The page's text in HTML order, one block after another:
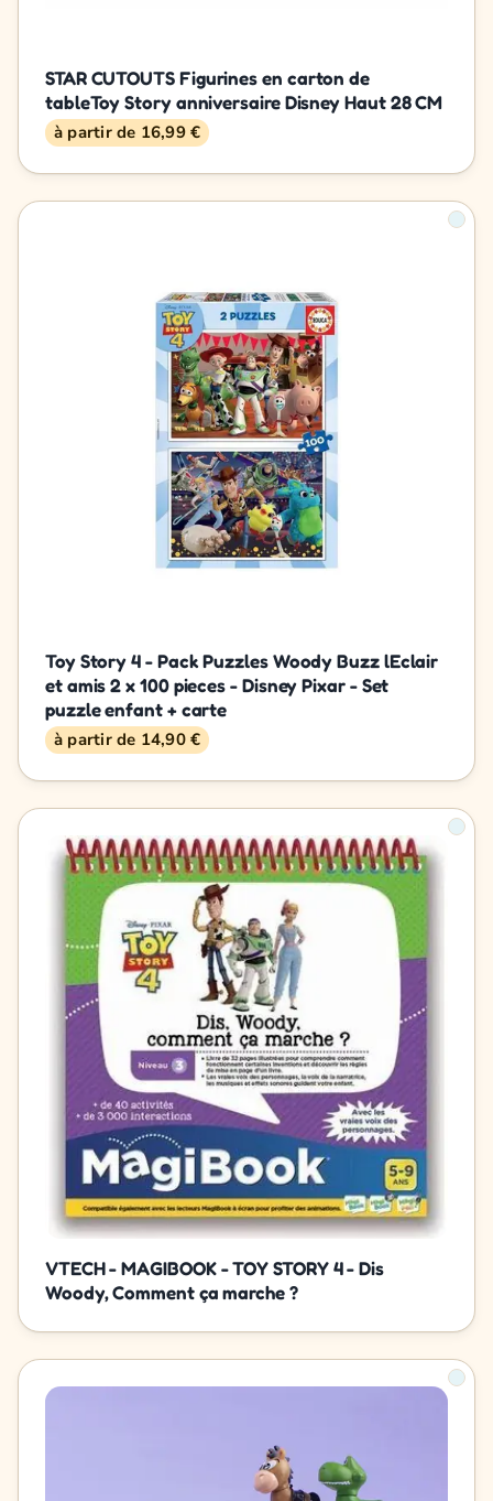
STAR CUTOUTS Figurines en carton de
tableToy Story anniversaire Disney Haut 28 CM
à partir de 16,99 €
Toy Story 4 - Pack Puzzles Woody Buzz lEclair
et amis 2 x 100 pieces - Disney Pixar - Set
puzzle enfant + carte
à partir de 14,90 €
VTECH - MAGIBOOK - TOY STORY 4 - Dis
Woody, Comment ça marche ?